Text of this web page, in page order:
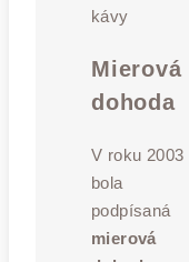
kávy
Mierová
dohoda
V roku 2003
bola
podpísaná
mierová